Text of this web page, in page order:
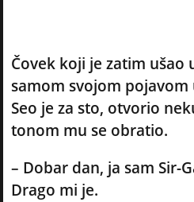
Čovek koji je zatim ušao
samom svojom
Seo je za sto, otvorio
tonom mu se obratio.
– Dobar dan, ja sam Sir-
Drago mi je.